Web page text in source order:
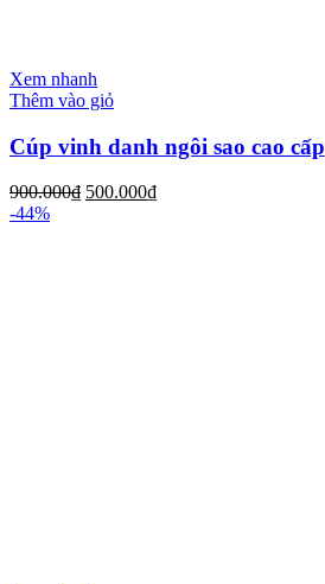
Xem nhanh
Thêm vào giỏ
Cúp vinh danh ngôi sao cao cấp
900.000₫ 500.000₫
-44%